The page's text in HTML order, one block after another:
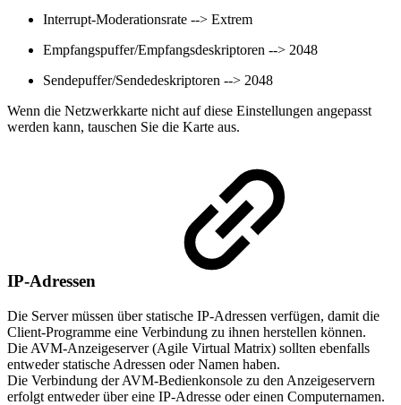
Interrupt-Moderationsrate --> Extrem
Empfangspuffer/Empfangsdeskriptoren --> 2048
Sendepuffer/Sendedeskriptoren --> 2048
Wenn die Netzwerkkarte nicht auf diese Einstellungen angepasst
werden kann, tauschen Sie die Karte aus.
IP-Adressen
Die Server müssen über statische IP-Adressen verfügen, damit die
Client-Programme eine Verbindung zu ihnen herstellen können.
Die AVM-Anzeigeserver (Agile Virtual Matrix) sollten ebenfalls
entweder statische Adressen oder Namen haben.
Die Verbindung der AVM-Bedienkonsole zu den Anzeigeservern
erfolgt entweder über eine IP-Adresse oder einen Computernamen.